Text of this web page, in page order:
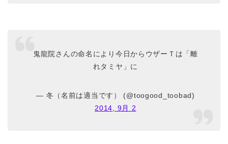
鬼龍院さんの命名により今日からウザーＴは「離
れタミヤ」に
— 冬（名前は適当です） (@toogood_toobad)
2014, 9月 2